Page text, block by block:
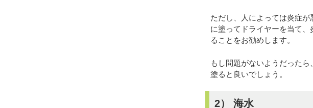
ただし、人によっては炎症
に塗ってドライヤーを当て
ることをお勧めします。
もし問題がないようだった
塗ると良いでしょう。
2） 海水